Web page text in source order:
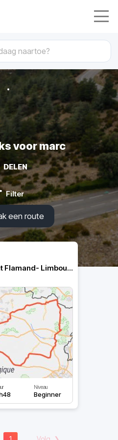
voor marc
DELEN
Filter
een route
Bruxelles-Brabant Flamand- Limbourg
Niveau
Beginner